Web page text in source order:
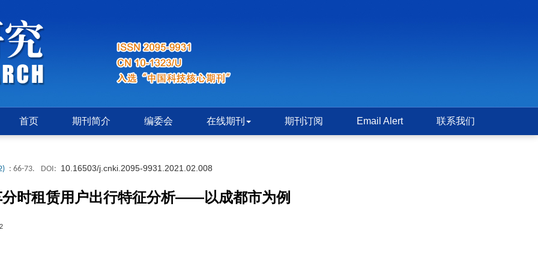
首页 期刊简介 编委会 在线期刊 期刊订阅 Email Alert 联系我们
: 66-73. DOI: 10.16503/j.cnki.2095-9931.2021.02.008
时租赁用户出行特征分析——以成都市为例